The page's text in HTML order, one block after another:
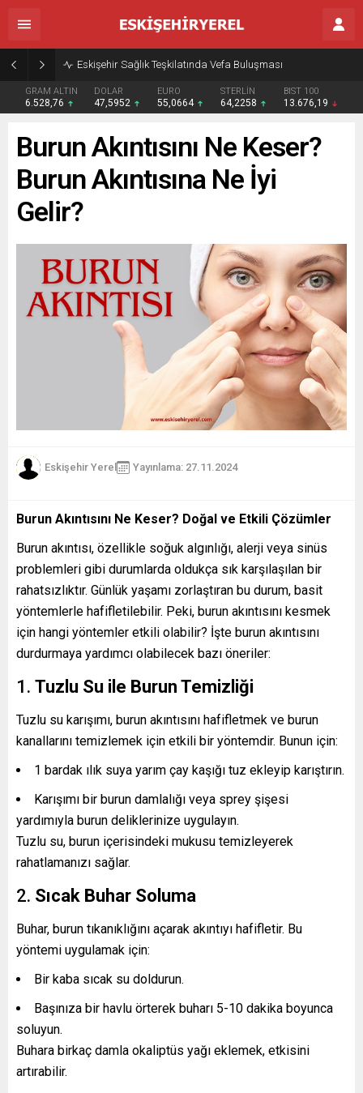
Eskişehir Sağlık Teşkilatında Vefa Buluşması
GRAM ALTIN
6.528,76
DOLAR
47,5952
EURO
55,0664
STERLİN
64,2258
BIST 100
13.676,19
Burun Akıntısını Ne Keser?
Burun Akıntısına Ne İyi
Gelir?
Eskişehir Yerel Yayınlama: 27.11.2024
Burun Akıntısını Ne Keser? Doğal ve Etkili Çözümler
Burun akıntısı, özellikle soğuk algınlığı, alerji veya sinüs
problemleri gibi durumlarda oldukça sık karşılaşılan bir
rahatsızlıktır. Günlük yaşamı zorlaştıran bu durum, basit
yöntemlerle hafifletilebilir. Peki, burun akıntısını kesmek
için hangi yöntemler etkili olabilir? İşte burun akıntısını
durdurmaya yardımcı olabilecek bazı öneriler:
1. Tuzlu Su ile Burun Temizliği
Tuzlu su karışımı, burun akıntısını hafifletmek ve burun
kanallarını temizlemek için etkili bir yöntemdir. Bunun için:
1 bardak ılık suya yarım çay kaşığı tuz ekleyip karıştırın.
Karışımı bir burun damlalığı veya sprey şişesi
yardımıyla burun deliklerinize uygulayın.
Tuzlu su, burun içerisindeki mukusu temizleyerek
rahatlamanızı sağlar.
2. Sıcak Buhar Soluma
Buhar, burun tıkanıklığını açarak akıntıyı hafifletir. Bu
yöntemi uygulamak için:
Bir kaba sıcak su doldurun.
Başınıza bir havlu örterek buharı 5-10 dakika boyunca
soluyun.
Buhara birkaç damla okaliptüs yağı eklemek, etkisini
artırabilir.